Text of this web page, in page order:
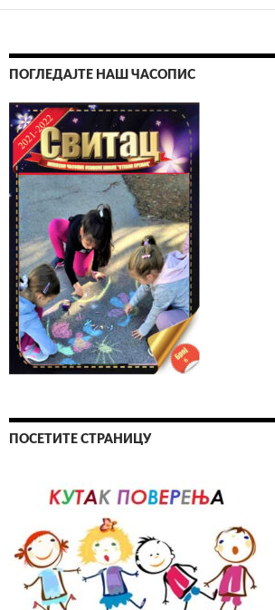
чланака
ПОГЛЕДАЈТЕ НАШ ЧАСОПИС
ПОСЕТИТЕ СТРАНИЦУ